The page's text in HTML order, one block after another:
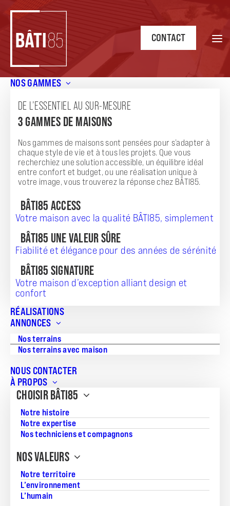
NOS GAMMES
DE L’ESSENTIEL AU SUR-MESURE
3 GAMMES DE MAISONS
Nos gammes de maisons sont pensées pour s’adapter à
chaque style de vie et à tous les projets. Que vous
recherchiez une solution accessible, un équilibre idéal
entre confort et budget, ou une réalisation unique à
votre image, vous trouverez la réponse chez BÂTI85.
BÂTI85 ACCESS
Votre maison avec la qualité BÂTI85, simplement
BÂTI85 UNE VALEUR SÛRE
Fiabilité et élégance pour des années de sérénité
BÂTI85 SIGNATURE
Votre maison d’exception alliant design et
confort
RÉALISATIONS
ANNONCES
Nos terrains
Nos terrains avec maison
NOUS CONTACTER
À PROPOS
CHOISIR BÂTI85
Notre histoire
Notre expertise
Nos techniciens et compagnons
NOS VALEURS
Notre territoire
L’environnement
L’humain
CONTACT
Saint-Prouant (85110)
ANNONCE
ELEGANCE G : MAISON 3 CHAMBRES À SAINT-
PROUANT (85110)
TERRAIN + MAISON
179 143
Référence:
20260313_BB_138
Vivez le confort d’une maison neuve pensée pour la vie de
famille.
transports.
Accompagnement personnalisé de l’Agence Bocage du
projet à la remise des clés.
Projet
Découvrez le modèle ELEGANCE G sur un terrain de 534 m²,
une maison individuelle de 85 m² clé en main hors peinture
et cuisine. Idéale pour une famille, elle offre une pièce de vie
généreuse et optimisée pour le quotidien.